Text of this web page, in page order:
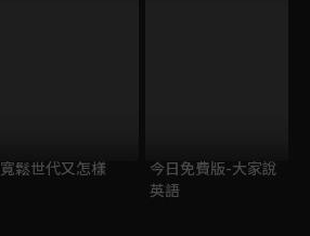
寬鬆世代又怎樣
今日免費版-大家說
英語